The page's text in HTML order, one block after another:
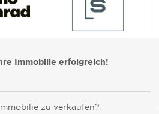
Immobilie erfolgreich!
zu verkaufen?